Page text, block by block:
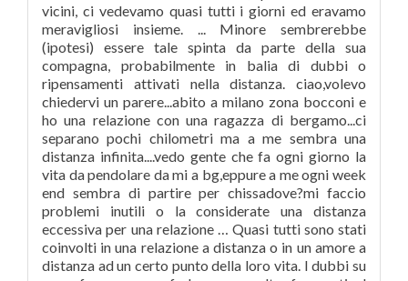
vicini, ci vedevamo quasi tutti i giorni ed eravamo
meravigliosi insieme. ... Minore sembrerebbe
(ipotesi) essere tale spinta da parte della sua
compagna, probabilmente in balia di dubbi o
ripensamenti attivati nella distanza. ciao,volevo
chiedervi un parere...abito a milano zona bocconi e
ho una relazione con una ragazza di bergamo...ci
separano pochi chilometri ma a me sembra una
distanza infinita....vedo gente che fa ogni giorno la
vita da pendolare da mi a bg,eppure a me ogni week
end sembra di partire per chissadove?mi faccio
problemi inutili o la considerate una distanza
eccessiva per una relazione … Quasi tutti sono stati
coinvolti in una relazione a distanza o in un amore a
distanza ad un certo punto della loro vita. I dubbi su